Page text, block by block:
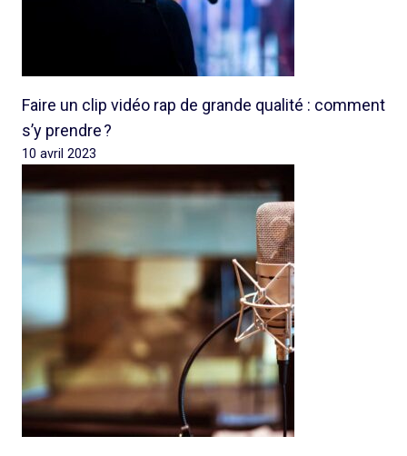
Faire un clip vidéo rap de grande qualité : comment
s’y prendre ?
10 avril 2023